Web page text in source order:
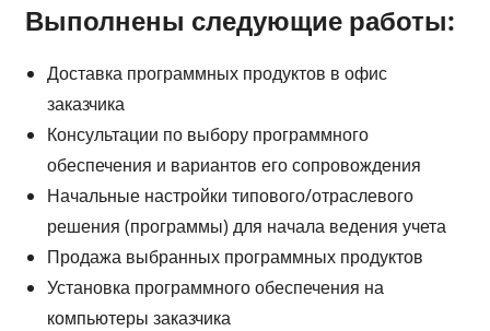
Выполнены следующие работы:
Доставка программных продуктов в офис
заказчика
Консультации по выбору программного
обеспечения и вариантов его сопровождения
Начальные настройки типового/отраслевого
решения (программы) для начала ведения учета
Продажа выбранных программных продуктов
Установка программного обеспечения на
компьютеры заказчика